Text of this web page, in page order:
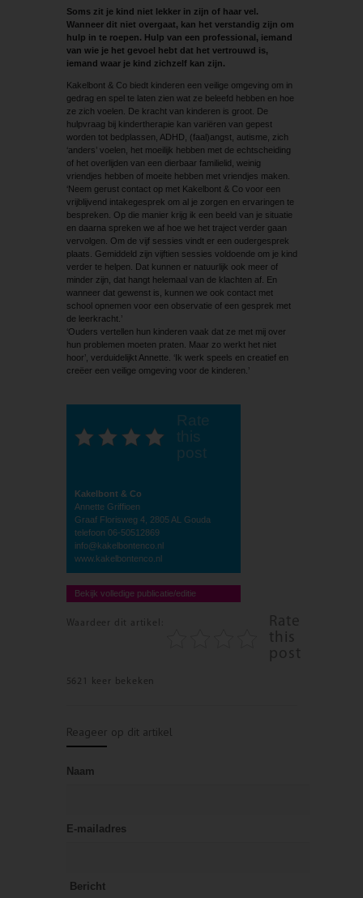
Soms zit je kind niet lekker in zijn of haar vel.
Wanneer dit niet overgaat, kan het verstandig zijn om
hulp in te roepen. Hulp van een professional, iemand
van wie je het gevoel hebt dat het vertrouwd is,
iemand waar je kind zichzelf kan zijn.
Kakelbont & Co biedt kinderen een veilige omgeving om in
gedrag en spel te laten zien wat ze beleefd hebben en hoe
ze zich voelen. De kracht van kinderen is groot. De
hulpvraag bij kindertherapie kan variëren van gepest
worden tot bedplassen, ADHD, (faal)angst, autisme, zich
‘anders’ voelen, het moeilijk hebben met de echtscheiding
of het overlijden van een ­dierbaar familielid, weinig
vriendjes hebben of moeite hebben met vriendjes maken.
‘Neem gerust contact op met Kakelbont & Co voor een
vrijblijvend intakegesprek om al je zorgen en ervaringen te
bespreken. Op die manier krijg ik een beeld van je situatie
en daarna spreken we af hoe we het traject verder gaan
vervolgen. Om de vijf sessies vindt er een oudergesprek
plaats. Gemiddeld zijn vijftien sessies voldoende om je kind
verder te helpen. Dat kunnen er natuurlijk ook meer of
minder zijn, dat hangt helemaal van de klachten af. En
wanneer dat gewenst is, kunnen we ook contact met
school opnemen voor een observatie of een gesprek met
de leerkracht.’
‘Ouders vertellen hun kinderen vaak dat ze met mij over
hun problemen moeten praten. Maar zo werkt het niet
hoor’, verduidelijkt Annette. ‘Ik werk speels en creatief en
creëer een veilige omgeving voor de kinderen.’
Rate
this
post
Kakelbont & Co
Annette Griffioen
Graaf Florisweg 4, 2805 AL Gouda
telefoon 06-50512869
info@kakelbontenco.nl
www.kakelbontenco.nl
Bekijk volledige publicatie/editie
Waardeer dit artikel:
Rate
this
post
5621 keer bekeken
Reageer op dit artikel
Naam
E-mailadres
Bericht